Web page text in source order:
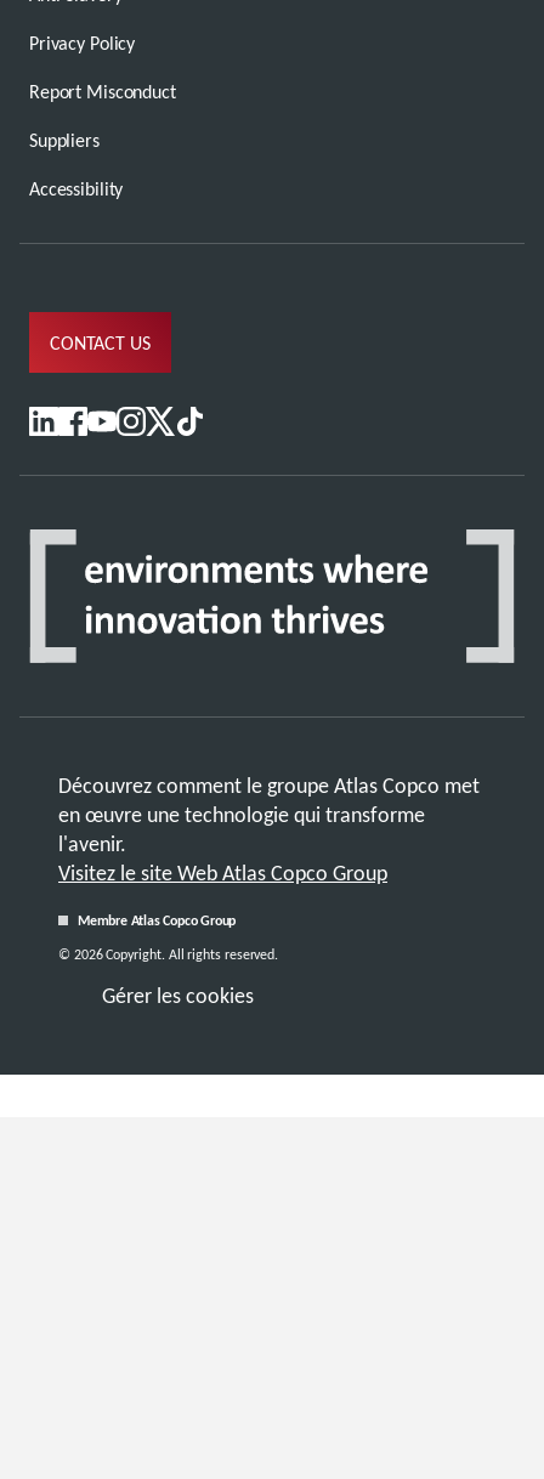
Privacy Policy
Report Misconduct
Suppliers
Accessibility
CONTACT US
Découvrez comment le groupe Atlas Copco met
en œuvre une technologie qui transforme
l'avenir.
Visitez le site Web Atlas Copco Group
Membre Atlas Copco Group
Gérer les cookies
© 2026 Copyright. All rights reserved.